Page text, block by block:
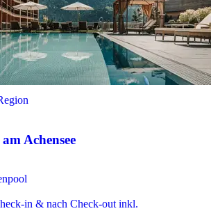
Achensee
in & nach Check-out inkl.